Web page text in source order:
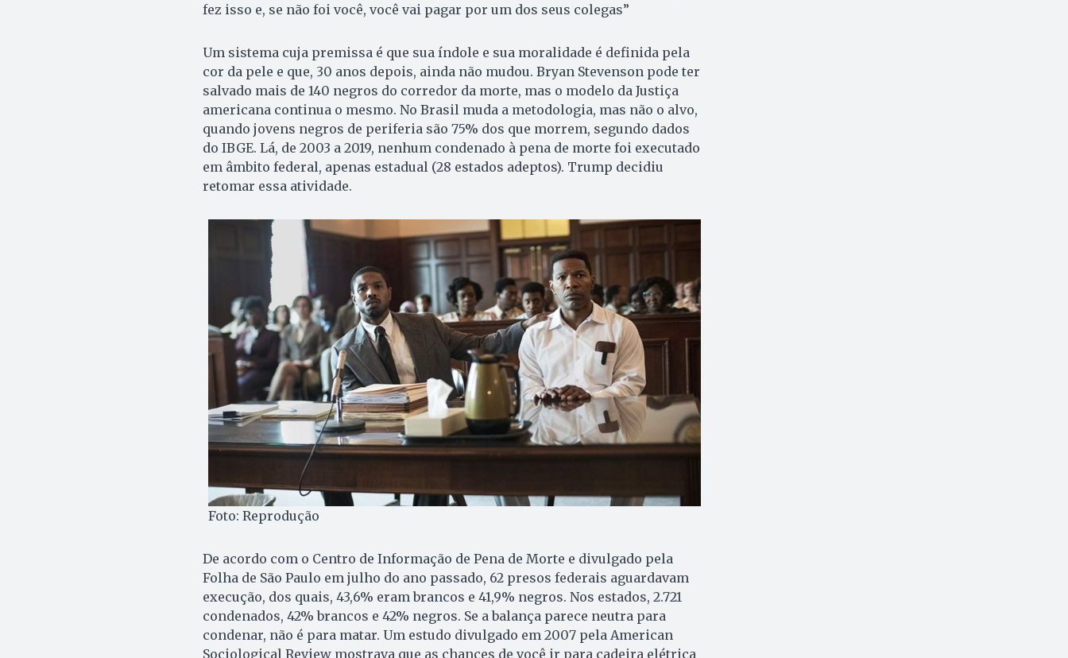
fez isso e, se não foi você, você vai pagar por um dos seus colegas”
Um sistema cuja premissa é que sua índole e sua moralidade é definida pela
cor da pele e que, 30 anos depois, ainda não mudou. Bryan Stevenson pode ter
salvado mais de 140 negros do corredor da morte, mas o modelo da Justiça
americana continua o mesmo. No Brasil muda a metodologia, mas não o alvo,
quando jovens negros de periferia são 75% dos que morrem, segundo dados
do IBGE. Lá, de 2003 a 2019, nenhum condenado à pena de morte foi executado
em âmbito federal, apenas estadual (28 estados adeptos). Trump decidiu
retomar essa atividade.
Foto: Reprodução
De acordo com o Centro de Informação de Pena de Morte e divulgado pela
Folha de São Paulo em julho do ano passado, 62 presos federais aguardavam
execução, dos quais, 43,6% eram brancos e 41,9% negros. Nos estados, 2.721
condenados, 42% brancos e 42% negros. Se a balança parece neutra para
condenar, não é para matar. Um estudo divulgado em 2007 pela American
Sociological Review mostrava que as chances de você ir para cadeira elétrica